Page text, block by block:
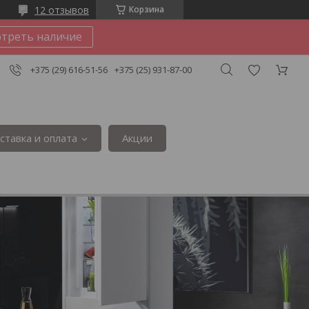
Корзина
12 отзывов
наличие
+375 (29) 616-51-56 +375 (25) 931-87-00
и оплата Акции